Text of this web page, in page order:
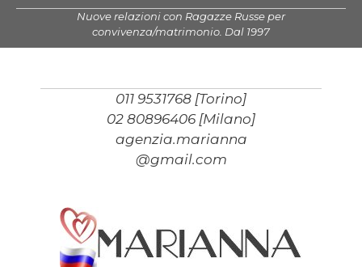
Vai
contenuto
Nuove relazioni con Ragazze Russe per
convivenza/matrimonio. Dal 1997
011 9531768 [Torino]
02 80896406 [Milano]
agenzia.marianna
@gmail.com